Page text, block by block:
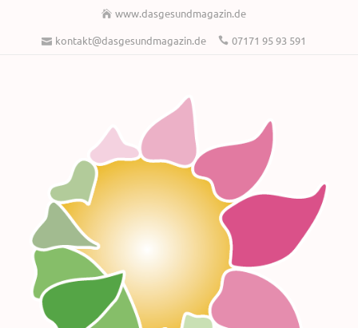
www.dasgesundmagazin.de
kontakt@dasgesundmagazin.de
07171 95 93 591